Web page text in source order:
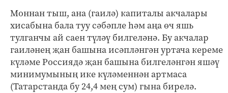
Моннан тыш, ана (гаилә) капиталы акчалары
хисабына бала туу сәбәпле һәм аңа өч яшь
тулганчы ай саен түләү билгеләнә. Бу акчалар
гаиләнең җан башына исәпләнгән уртача кереме
күләме Россиядә җан башына билгеләнгән яшәү
минимумының ике күләменнән артмаса
(Татарстанда бу 24,4 мең сум) гына бирелә.